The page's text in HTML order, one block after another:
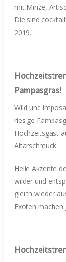
mit Minze,
Die sind
2019.
Pampasgras!
Wild und
riesige
Hochzeitsgast
Altarschmuck.
Helle Akzente
wilder und
gleich wieder
Exoten